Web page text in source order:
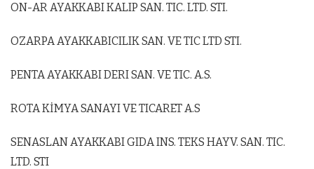
ON-AR AYAKKABI KALIP SAN. TIC. LTD. STI.
OZARPA AYAKKABICILIK SAN. VE TIC LTD STI.
PENTA AYAKKABI DERI SAN. VE TIC. A.S.
ROTA KİMYA SANAYI VE TICARET A.S
SENASLAN AYAKKABI GIDA INS. TEKS HAYV. SAN. TIC.
LTD. STI